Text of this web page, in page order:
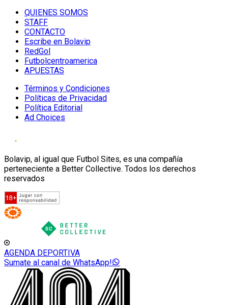
QUIENES SOMOS
STAFF
CONTACTO
Escribe en Bolavip
RedGol
Futbolcentroamerica
APUESTAS
Términos y Condiciones
Políticas de Privacidad
Política Editorial
Ad Choices
Bolavip, al igual que Futbol Sites, es una compañía
perteneciente a Better Collective. Todos los derechos
reservados
AGENDA DEPORTIVA
Sumate al canal de WhatsApp!